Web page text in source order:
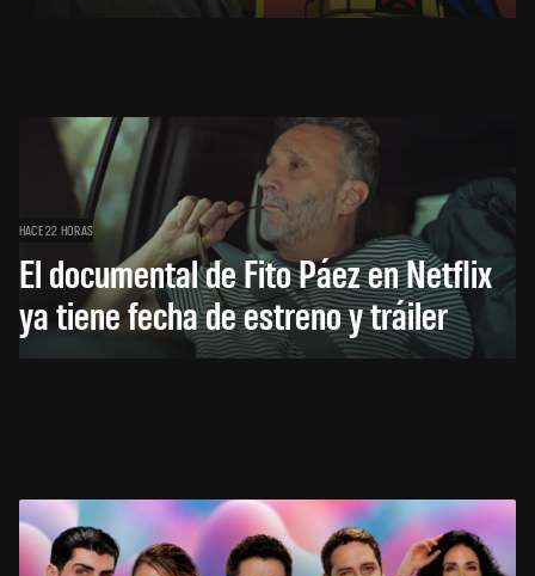
HACE 22 HORAS
El documental de Fito Páez en Netflix
ya tiene fecha de estreno y tráiler